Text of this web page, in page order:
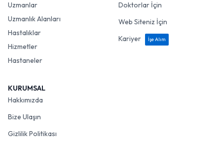
Uzmanlar
Uzmanlık Alanları
Hastalıklar
Hizmetler
Hastaneler
Doktorlar İçin
Web Siteniz İçin
Kariyer
İşe Alım
KURUMSAL
Hakkımızda
Bize Ulaşın
Gizlilik Politikası